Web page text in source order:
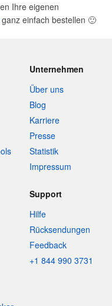
Ihre eigenen
ganz einfach bestellen 🙂
Unternehmen
Über uns
Blog
Karriere
Presse
Statistik
Impressum
Support
Hilfe
Rücksendungen
Feedback
+1 844 990 3731